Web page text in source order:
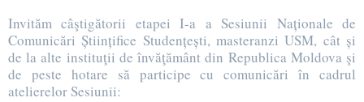
Invităm câştigătorii etapei I-a a Sesiunii Naționale de
Comunicări Științifice Studențești, masteranzi USM, cât și
de la alte instituţii de învăţământ din Republica Moldova şi
de peste hotare să participe cu comunicări în cadrul
atelierelor Sesiunii: